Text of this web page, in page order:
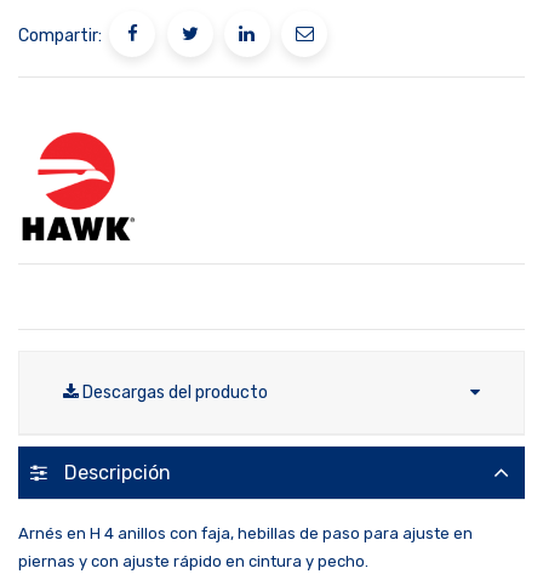
Compartir:
Descargas del producto
Descripción
Arnés en H 4 anillos con faja, hebillas de paso para ajuste en
piernas y con ajuste rápido en cintura y pecho.